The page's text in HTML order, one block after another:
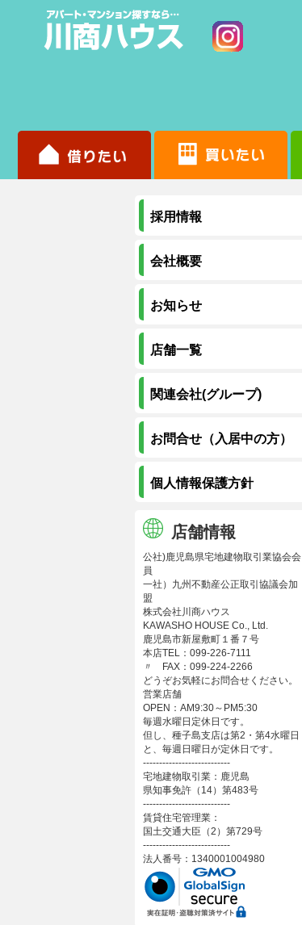
採用情報
会社概要
お知らせ
店舗一覧
関連会社(グループ)
お問合せ（入居中の方）
個人情報保護方針
店舗情報
公社)鹿児島県宅地建物取引業協会会
員
一社）九州不動産公正取引協議会加
盟
株式会社川商ハウス
KAWASHO HOUSE Co., Ltd.
鹿児島市新屋敷町１番７号
本店TEL：099-226-7111
〃 FAX：099-224-2266
どうぞお気軽にお問合せください。
営業店舗
OPEN：AM9:30～PM5:30
毎週水曜日定休日です。
但し、種子島支店は第2・第4水曜日
と、毎週日曜日が定休日です。
---------------------------
宅地建物取引業：鹿児島
県知事免許（14）第483号
---------------------------
賃貸住宅管理業：
国土交通大臣（2）第729号
---------------------------
法人番号：1340001004980